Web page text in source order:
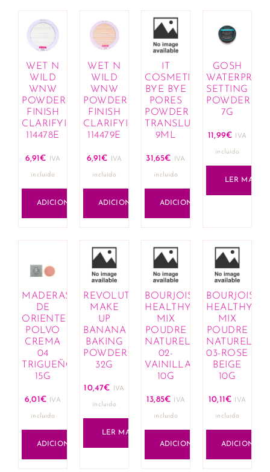
WET N
WILD
WNW
POWDER
FINISH
CLARIFYING
114478E
6,91€ IVA
incluido
ADICIONAR
WET N
WILD
WNW
POWDER
FINISH
CLARIFYING
114479E
6,91€ IVA
incluido
ADICIONAR
COSMETICS
BYE BYE
PORES
POWDER
TRANSLUCENT
9ML
31,65€ IVA
incluido
ADICIONAR
GOSH
SETTING
POWDER
7G
11,99€ IVA
incluido
LER MAIS
MADERAS
DE
ORIENTE
POLVO
CREMA
04
TRIGUEÑO
15G
6,01 € IVA
incluido
ADICIONAR
REVOLUTION
MAKE
UP
BANANA
BAKING
POWDER
32G
10,47€ IVA
incluido
LER MAIS
BOURJOIS
HEALTHY
MIX
POUDRE
NATUREL
02-
VAINILLA
10G
13,85€ IVA
incluido
ADICIONAR
BOURJOIS
HEALTHY
MIX
POUDRE
NATUREL
03-ROSE
BEIGE
10G
10,11 € IVA
incluido
ADICIONAR